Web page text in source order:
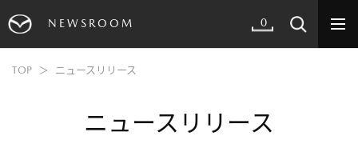
NEWSROOM 0
TOP ニュースリリース
ニュースリリース